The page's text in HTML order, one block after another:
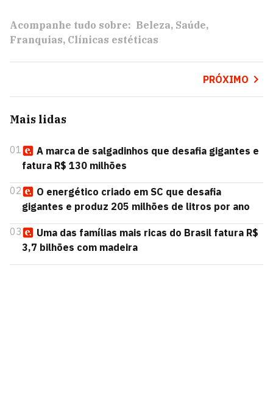
Acompanhe tudo sobre: Beleza Saúde
Franquias Clínicas estéticas
PRÓXIMO
Mais lidas
01
A marca de salgadinhos que desafia gigantes e
fatura R$ 130 milhões
02
O energético criado em SC que desafia
gigantes e produz 205 milhões de litros por ano
03
Uma das famílias mais ricas do Brasil fatura R$
3,7 bilhões com madeira